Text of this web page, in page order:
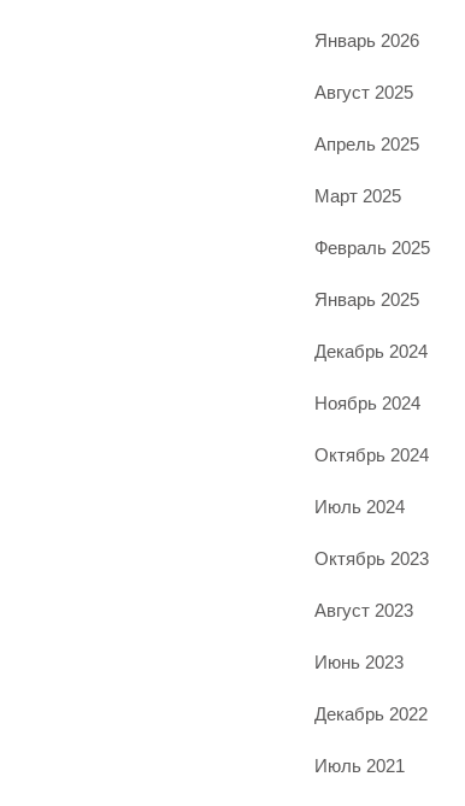
Январь 2026
Август 2025
Апрель 2025
Март 2025
Февраль 2025
Январь 2025
Декабрь 2024
Ноябрь 2024
Октябрь 2024
Июль 2024
Октябрь 2023
Август 2023
Июнь 2023
Декабрь 2022
Июль 2021